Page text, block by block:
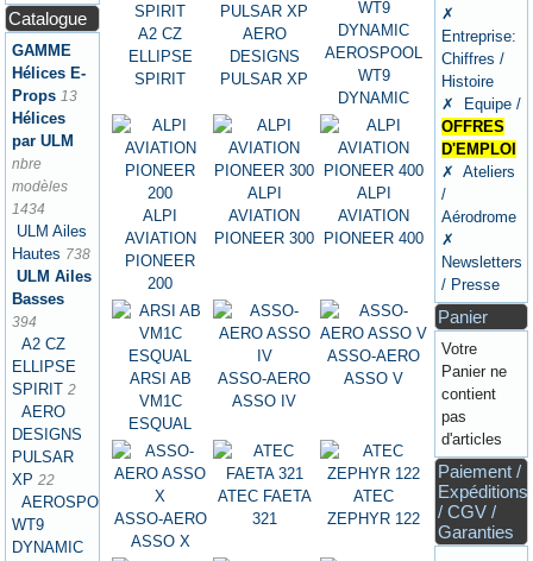
Catalogue
GAMME
Hélices E-
Props 13
Hélices
par ULM
nbre
modèles
1434
ULM Ailes
Hautes 738
ULM Ailes
Basses
394
A2 CZ
ELLIPSE
SPIRIT 2
AERO
DESIGNS
PULSAR
XP 22
AEROSPOOL
WT9
DYNAMIC
A2 CZ
ELLIPSE
SPIRIT
AERO
DESIGNS
PULSAR XP
AEROSPOOL
WT9
DYNAMIC
ALPI
AVIATION
PIONEER
200
ALPI
AVIATION
PIONEER 300
ALPI
AVIATION
PIONEER 400
ARSI AB
VM1C
ESQUAL
ASSO-AERO
ASSO IV
ASSO-AERO
ASSO V
ASSO-AERO
ASSO X
ATEC FAETA
321
ATEC
ZEPHYR 122
✗
Entreprise:
Chiffres /
Histoire
✗ Equipe /
OFFRES
D'EMPLOI
✗ Ateliers
/
Aérodrome
✗
Newsletters
/ Presse
Panier
Votre
Panier ne
contient
pas
d'articles
Paiement /
Expéditions
/ CGV /
Garanties